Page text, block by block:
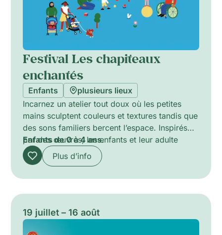
Festival Les chapiteaux
enchantés
Enfants
plusieurs lieux
Incarnez un atelier tout doux où les petites
mains sculptent couleurs et textures tandis que
des sons familiers bercent l’espace. Inspirés
par des œuvres, les enfants et leur adulte
explorent mouvements doux, tissus et
matériaux à toucher, jeux sonores et mini-
jeu sensoriel et le lien entre l’enfant et
l’accompagnant.
Enfants de 0 à 4 ans.
Plus d’info
19 juillet – 16 août